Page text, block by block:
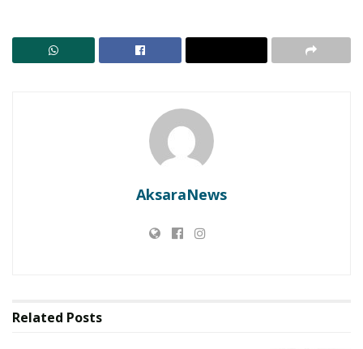
Tenggara Timur.
Target Layanan Cuci Darah Hadir Oktober, Bupati
Lembata Percepat Akses Kesehatan Masyarakat
LBH SIKAP: Kajian Matang Wajib! Jangan Jadikan
Tidak hanya komunitas Ekraf Lamaholot, pameran
AksaraNews
Related Posts